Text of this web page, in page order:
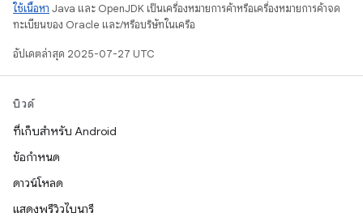
ใช้เนื้อหา Java และ OpenJDK เป็นเครื่องหมายการค้าหรือเครื่องหมายการค้าจด
ทะเบียนของ Oracle และ/หรือบริษัทในเครือ
อัปเดตล่าสุด 2025-07-27 UTC
บิวด์
ที่เก็บสำหรับ Android
ข้อกำหนด
ดาวน์โหลด
แสดงพรีวิวไบนารี